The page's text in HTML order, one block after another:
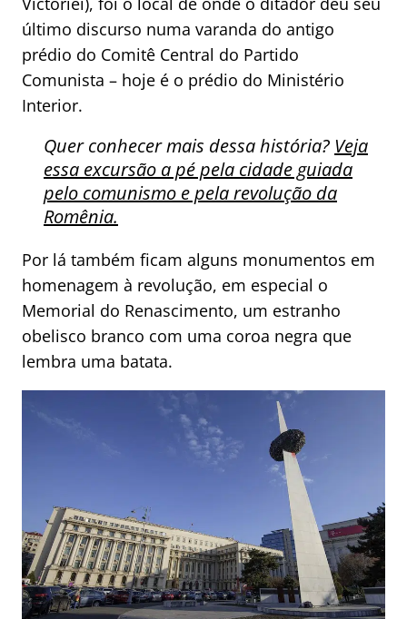
último discurso numa varanda do antigo
prédio do Comitê Central do Partido
Comunista – hoje é o prédio do Ministério
Interior.
Quer conhecer mais dessa história? Veja
essa excursão a pé pela cidade guiada
pelo comunismo e pela revolução da
Romênia.
Por lá também ficam alguns monumentos em
homenagem à revolução, em especial o
Memorial do Renascimento, um estranho
obelisco branco com uma coroa negra que
lembra uma batata.